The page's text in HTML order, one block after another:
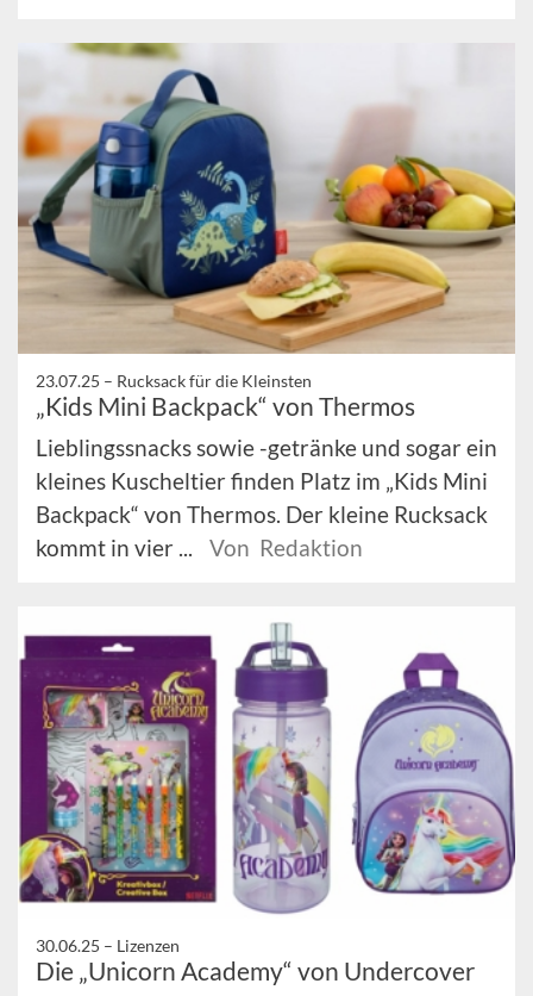
23.07.25 – Rucksack für die Kleinsten
„Kids Mini Backpack“ von Thermos
Lieblingssnacks sowie -getränke und sogar ein
kleines Kuscheltier finden Platz im „Kids Mini
Backpack“ von Thermos. Der kleine Rucksack
kommt in vier ...
Von Redaktion
30.06.25 – Lizenzen
Die „Unicorn Academy“ von Undercover